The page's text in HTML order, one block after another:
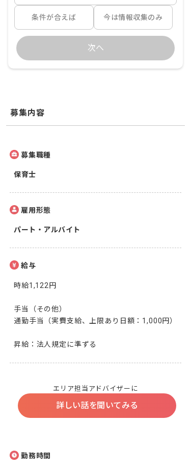
条件が合えば 今は情報収集のみ
次へ
募集内容
募集職種
保育士
雇用形態
パート・アルバイト
給与
時給1,122円
手当（その他）
通勤手当（実費支給、上限あり日額：1,000円）
昇給：法人規定に準ずる
エリア担当アドバイザーに
詳しい話を聞いてみる
勤務時間